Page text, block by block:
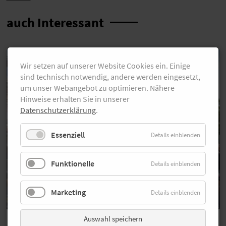
auch Interessant
Wir setzen auf unserer Website Cookies ein. Einige
sind technisch notwendig, andere werden eingesetzt,
um unser Webangebot zu optimieren. Nähere
Hinweise erhalten Sie in unserer
Datenschutzerklärung.
Essenziell Details einblenden
Funktionelle Details einblenden
Marketing Details einblenden
Auswahl speichern